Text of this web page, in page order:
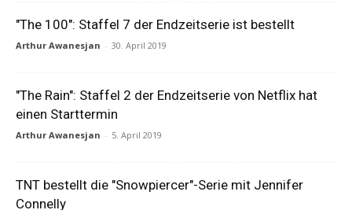
"The 100": Staffel 7 der Endzeitserie ist bestellt
Arthur Awanesjan - 30. April 2019
"The Rain": Staffel 2 der Endzeitserie von Netflix hat
einen Starttermin
Arthur Awanesjan - 5. April 2019
TNT bestellt die "Snowpiercer"-Serie mit Jennifer
Connelly